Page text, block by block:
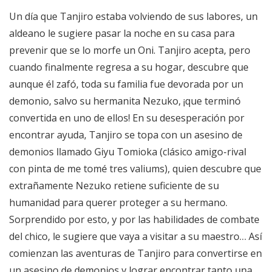
Un día que Tanjiro estaba volviendo de sus labores, un
aldeano le sugiere pasar la noche en su casa para
prevenir que se lo morfe un Oni. Tanjiro acepta, pero
cuando finalmente regresa a su hogar, descubre que
aunque él zafó, toda su familia fue devorada por un
demonio, salvo su hermanita Nezuko, ¡que terminó
convertida en uno de ellos! En su desesperación por
encontrar ayuda, Tanjiro se topa con un asesino de
demonios llamado Giyu Tomioka (clásico amigo-rival
con pinta de me tomé tres valiums), quien descubre que
extrañamente Nezuko retiene suficiente de su
humanidad para querer proteger a su hermano.
Sorprendido por esto, y por las habilidades de combate
del chico, le sugiere que vaya a visitar a su maestro… Así
comienzan las aventuras de Tanjiro para convertirse en